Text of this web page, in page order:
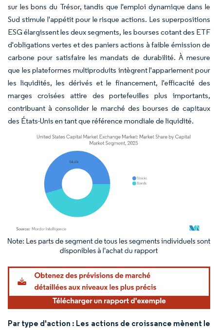
sur les bons du Trésor, tandis que l'emploi dynamique dans le
Sud stimule l'appétit pour le risque actions. Les superpositions
ESG élargissent les deux segments, les bourses cotant des ETF
d'obligations vertes et des paniers actions à faible émission de
carbone pour satisfaire les mandats de durabilité. À mesure
que les plateformes multiproduits intègrent l'appariement pour
les liquidités, les dérivés et le financement, l'efficacité des
marges croisées attire des portefeuilles plus importants,
contribuant à consolider le marché des bourses de capitaux
des États-Unis en tant que référence mondiale de liquidité.
Image © Mordor Intelligence. La réutilisation nécessite une attribution sous CC BY
Par type d'action : Les actions de croissance mènent le